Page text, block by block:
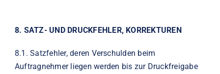
8. SATZ- UND DRUCKFEHLER, KORREKTUREN
8.1.Satzfehler, deren Verschulden beim
Auftragnehmer liegen werden bis zur Druckfreigabe